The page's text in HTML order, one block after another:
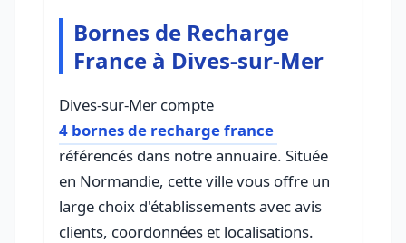
Bornes de Recharge
France à Dives-sur-Mer
Dives-sur-Mer compte
4 bornes de recharge france
référencés dans notre annuaire. Située
en Normandie, cette ville vous offre un
large choix d'établissements avec avis
clients, coordonnées et localisations.